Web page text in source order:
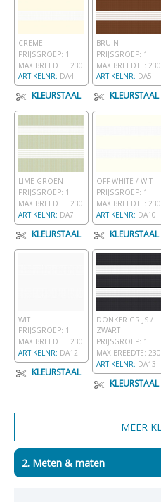
CREME
PRIJSGROEP: 1
MAX BREEDTE: 230
ARTIKELNR: DA4
KLEURSTAAL
BRUIN
PRIJSGROEP: 1
MAX BREEDTE: 230
ARTIKELNR: DA5
KLEURSTAAL
LIME GROEN
PRIJSGROEP: 1
MAX BREEDTE: 230
ARTIKELNR: DA7
KLEURSTAAL
OFF WHITE / WIT
PRIJSGROEP: 1
MAX BREEDTE: 230
ARTIKELNR: DA10
KLEURSTAAL
WIT
PRIJSGROEP: 1
MAX BREEDTE: 230
ARTIKELNR: DA12
KLEURSTAAL
DONKER GRIJS /
ZWART
PRIJSGROEP: 1
MAX BREEDTE: 230
ARTIKELNR: DA13
KLEURSTAAL
2. Meten & maten